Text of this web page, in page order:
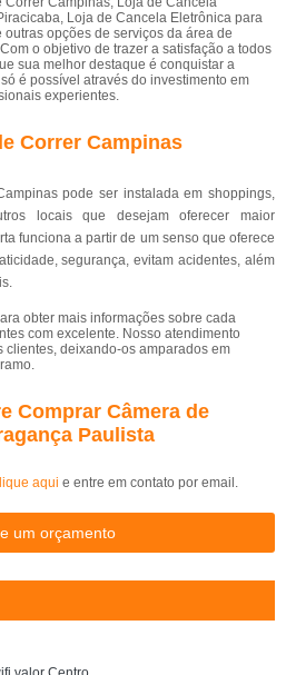
Loja de Cancela Eletrônica para
opções de serviços da área de
o objetivo de trazer a satisfação a todos
sua melhor destaque é conquistar a
é possível através do investimento em
experientes.
Correr Campinas
pode ser instalada em shoppings,
locais que desejam oferecer maior
funciona a partir de um senso que oferece
segurança, evitam acidentes, além
obter mais informações sobre cada
com excelente. Nosso atendimento
clientes, deixando-os amparados em
Comprar Câmera de
Paulista
aqui e entre em contato por email.
um orçamento